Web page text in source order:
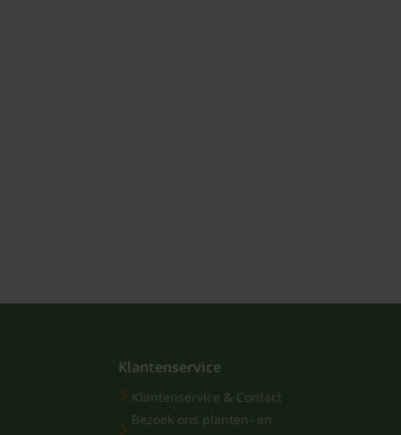
Klantenservice
Klantenservice & Contact
Bezoek ons planten- en